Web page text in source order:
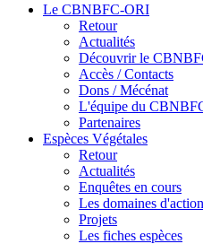
Le CBNBFC-ORI
Retour
Actualités
Découvrir le
Accès / Contacts
Dons / Mécénat
L'équipe du
Partenaires
Espèces Végétales
Retour
Actualités
Enquêtes en cours
Les domaines
Projets
Les fiches espèces